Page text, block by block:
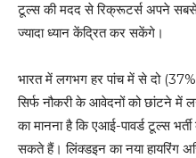
टूल्स की मदद से रिक्रूटर्स अपने
ज्यादा ध्यान केंद्रित कर सकेंगे।
भारत में लगभग हर पांच में से दो
सिर्फ नौकरी के आवेदनों को छांटने में
का मानना है कि एआई-पावर्ड टूल्स
सकते हैं। लिंक्‍डइन का नया हायरिंग